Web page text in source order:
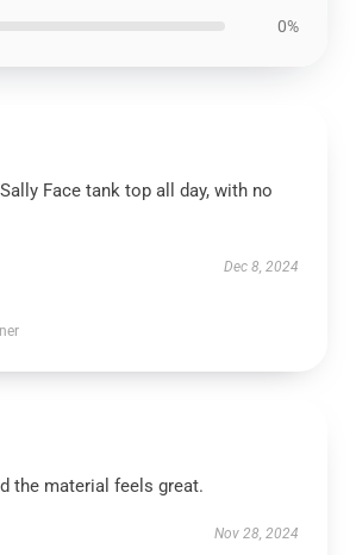
0%
Face tank top all day, with no
Dec 8, 2024
the material feels great.
Nov 28, 2024